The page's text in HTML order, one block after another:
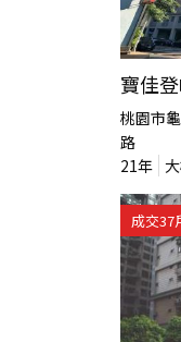
寶佳
桃園市
路
21年
成交37